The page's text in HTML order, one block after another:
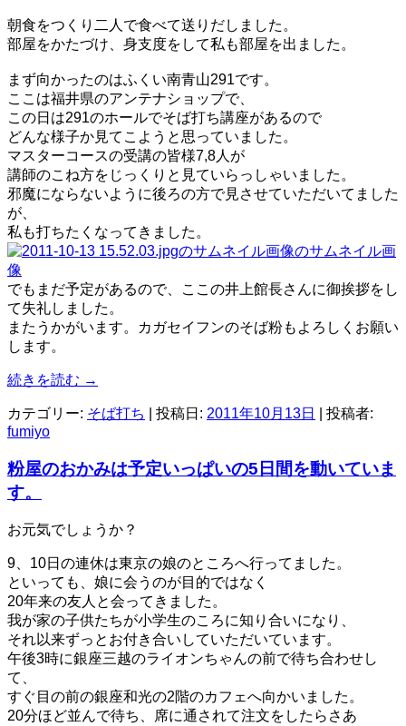
朝食をつくり二人で食べて送りだしました。
部屋をかたづけ、身支度をして私も部屋を出ました。
まず向かったのはふくい南青山291です。
ここは福井県のアンテナショップで、
この日は291のホールでそば打ち講座があるので
どんな様子か見てこようと思っていました。
マスターコースの受講の皆様7,8人が
講師のこね方をじっくりと見ていらっしゃいました。
邪魔にならないように後ろの方で見させていただいてました
が、
私も打ちたくなってきました。
でもまだ予定があるので、ここの井上館長さんに御挨拶をし
て失礼しました。
またうかがいます。カガセイフンのそば粉もよろしくお願い
します。
続きを読む →
カテゴリー: そば打ち | 投稿日: 2011年10月13日
投稿者:
fumiyo
粉屋のおかみは予定いっぱいの5日間を動いていま
す。
お元気でしょうか？
9、10日の連休は東京の娘のところへ行ってました。
といっても、娘に会うのが目的ではなく
20年来の友人と会ってきました。
我が家の子供たちが小学生のころに知り合いになり、
それ以来ずっとお付き合いしていただいています。
午後3時に銀座三越のライオンちゃんの前で待ち合わせし
て、
すぐ目の前の銀座和光の2階のカフェへ向かいました。
20分ほど並んで待ち、席に通されて注文をしたらさあ